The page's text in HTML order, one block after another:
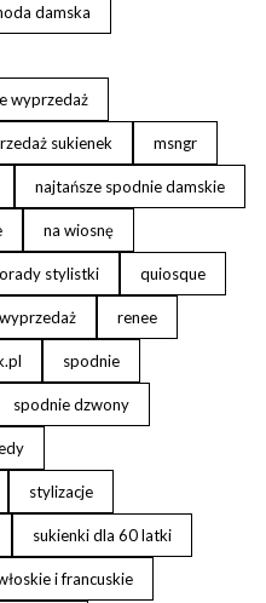
damska
wyprzedaż
sukienek msngr
najtańsze spodnie damskie
na wiosnę
stylistki quiosque
renee
spodnie
spodnie dzwony
stylizacje
sukienki dla 60 latki
i francuskie